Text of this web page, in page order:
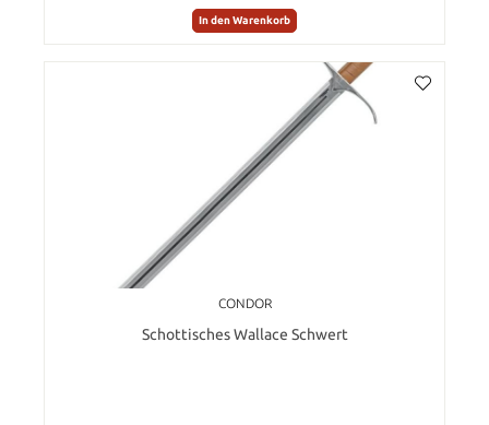
In den Warenkorb
CONDOR
Schottisches Wallace Schwert